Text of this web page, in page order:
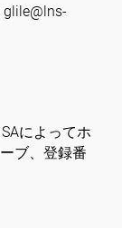
によってホ
ブ、登録番